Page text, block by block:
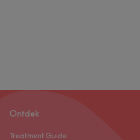
Ontdek
Treatment Guide